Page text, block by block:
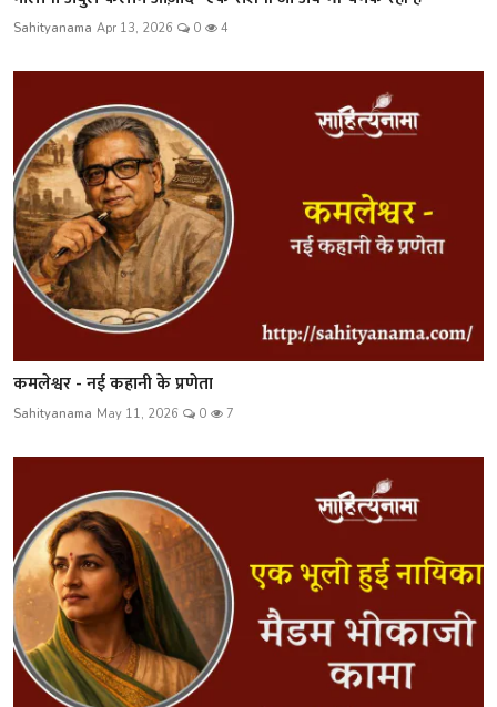
Sahityanama Apr 13, 2026 0 4
कमलेश्वर - नई कहानी के प्रणेता
Sahityanama May 11, 2026 0 7